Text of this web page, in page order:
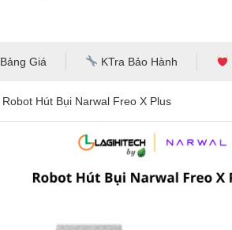
Bảng Giá KTra Bảo Hành
Robot Hút Bụi Narwal Freo X Plus